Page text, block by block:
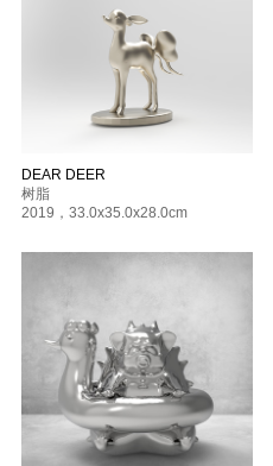
DEAR DEER
树脂
2019 ， 33.0x35.0x28.0cm